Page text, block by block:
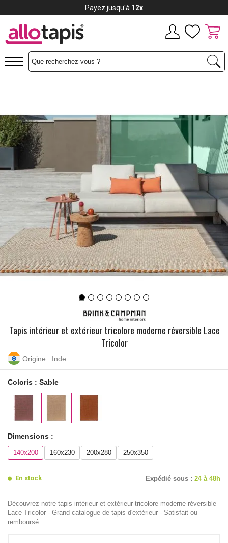
Tapis intérieur et extérieur tricolore moderne réversible Lace
Tricolor
Origine : Inde
Coloris : Sable
Dimensions :
140x200 160x230 200x280 250x350
En stock Expédié sous : 24 à 48h
Découvrez notre tapis intérieur et extérieur tricolore moderne réversible
Lace Tricolor - Grand catalogue de tapis d'extérieur - Satisfait ou
remboursé
Payez jusqu'à 12x